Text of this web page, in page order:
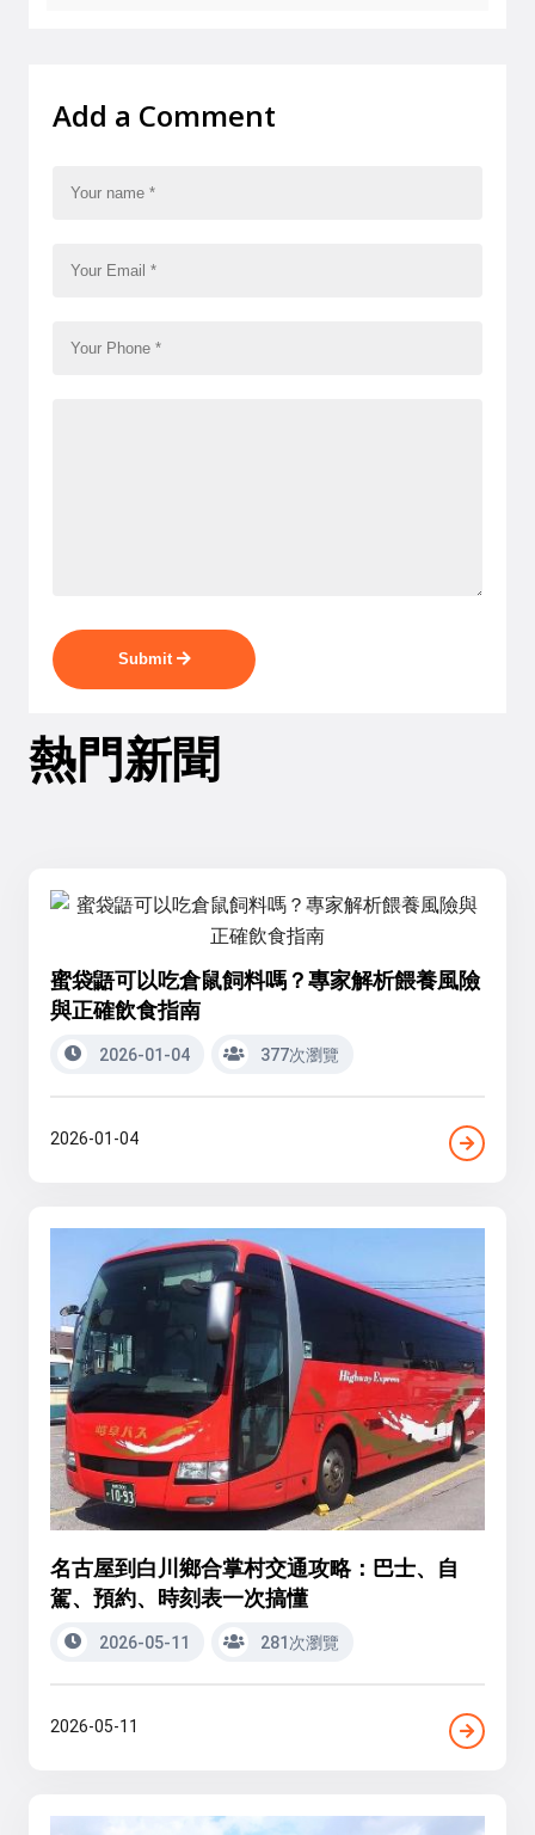
Add a Comment
Submit
熱門新聞
蜜袋鼯可以吃倉鼠飼料嗎？專家解析餵養風險
與正確飲食指南
2026-01-04 377次瀏覽
2026-01-04
名古屋到白川鄉合掌村交通攻略：巴士、自
駕、預約、時刻表一次搞懂
2026-05-11 281次瀏覽
2026-05-11